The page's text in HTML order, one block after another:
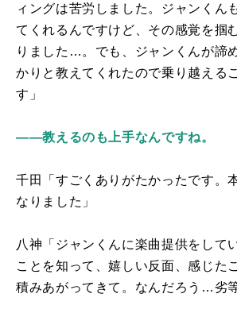
ィングは苦労しました。ジャンくん
てくれるんですけど、その感覚を掴
りました…。でも、ジャンくんが諦
かりと教えてくれたので乗り越える
す」
――教えるのも上手なんですね。
千田「すごくありがたかったです。
なりました」
八神「ジャンくんに楽曲提供をして
ことを知って、嬉しい反面、感じた
積みあがってきて。なんだろう…劣